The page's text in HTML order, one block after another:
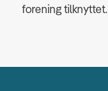
forening tilknyttet.